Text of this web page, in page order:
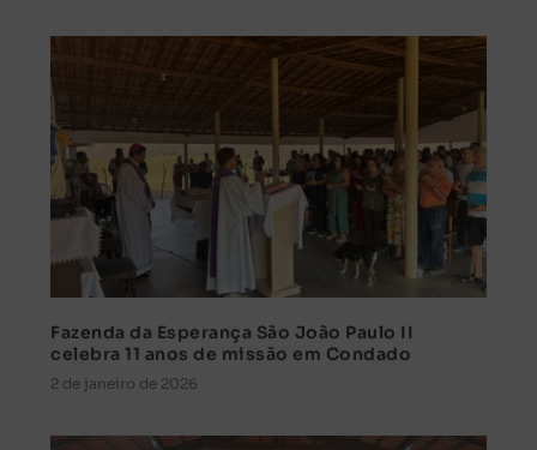
Fazenda da Esperança São João Paulo II
celebra 11 anos de missão em Condado
2 de janeiro de 2026